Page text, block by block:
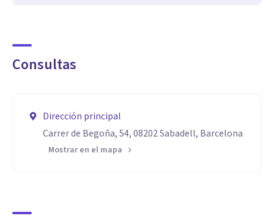
Consultas
Dirección principal
Carrer de Begoña, 54, 08202 Sabadell, Barcelona
Mostrar en el mapa